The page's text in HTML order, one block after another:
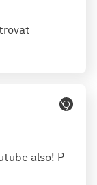
also! P